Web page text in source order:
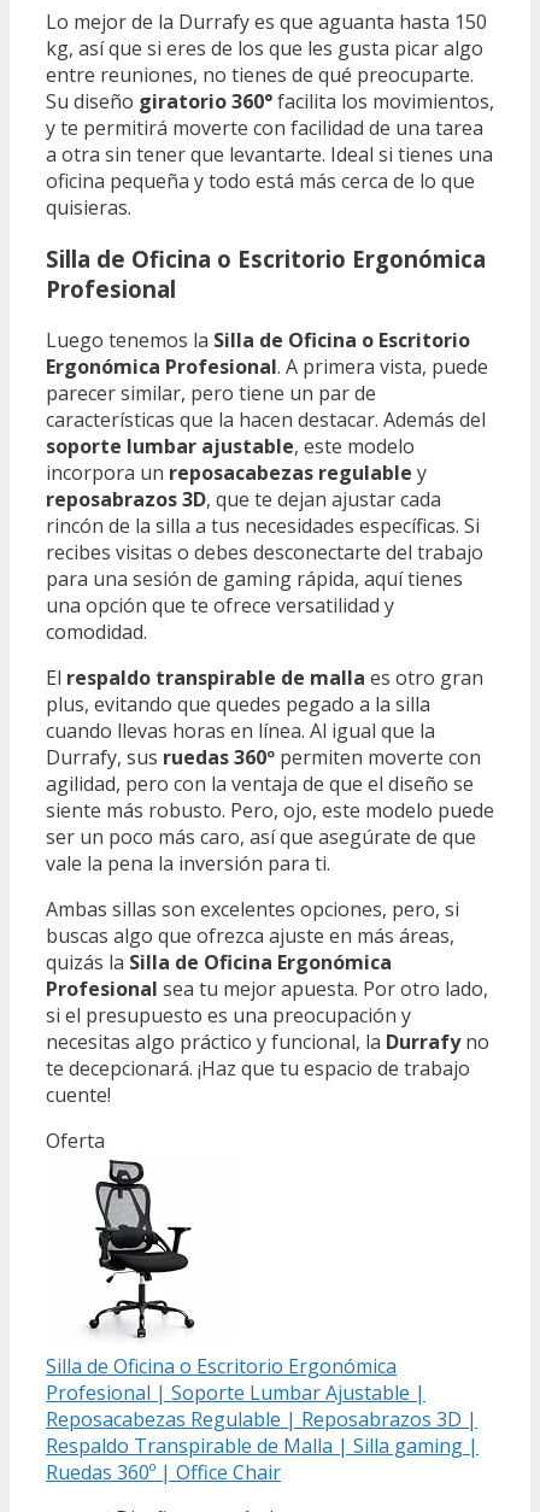
Lo mejor de la Durrafy es que aguanta hasta 150
kg, así que si eres de los que les gusta picar algo
entre reuniones, no tienes de qué preocuparte.
Su diseño giratorio 360°facilita los movimientos,
y te permitirá moverte con facilidad de una tarea
a otra sin tener que levantarte. Ideal si tienes una
oficina pequeña y todo está más cerca de lo que
quisieras.
Silla de Oficina o Escritorio Ergonómica
Profesional
Luego tenemos la Silla de Oficina o Escritorio
Ergonómica Profesional. A primera vista, puede
parecer similar, pero tiene un par de
características que la hacen destacar. Además del
soporte lumbar ajustable, este modelo
incorpora un reposacabezas regulable y
reposabrazos 3D, que te dejan ajustar cada
rincón de la silla a tus necesidades específicas. Si
recibes visitas o debes desconectarte del trabajo
para una sesión de gaming rápida, aquí tienes
una opción que te ofrece versatilidad y
comodidad.
El respaldo transpirable de malla es otro gran
plus, evitando que quedes pegado a la silla
cuando llevas horas en línea. Al igual que la
Durrafy, sus ruedas 360º permiten moverte con
agilidad, pero con la ventaja de que el diseño se
siente más robusto. Pero, ojo, este modelo puede
ser un poco más caro, así que asegúrate de que
vale la pena la inversión para ti.
Ambas sillas son excelentes opciones, pero, si
buscas algo que ofrezca ajuste en más áreas,
quizás la Silla de Oficina Ergonómica
Profesional sea tu mejor apuesta. Por otro lado,
si el presupuesto es una preocupación y
necesitas algo práctico y funcional, la Durrafyno
te decepcionará. ¡Haz que tu espacio de trabajo
cuente!
Oferta
Silla de Oficina o Escritorio Ergonómica
Profesional | Soporte Lumbar Ajustable |
Reposacabezas Regulable | Reposabrazos 3D |
Respaldo Transpirable de Malla | Silla gaming |
Ruedas 360º | Office Chair